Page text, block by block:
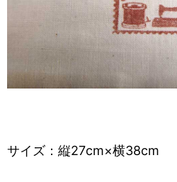
サイズ：縦27cm×横38cm